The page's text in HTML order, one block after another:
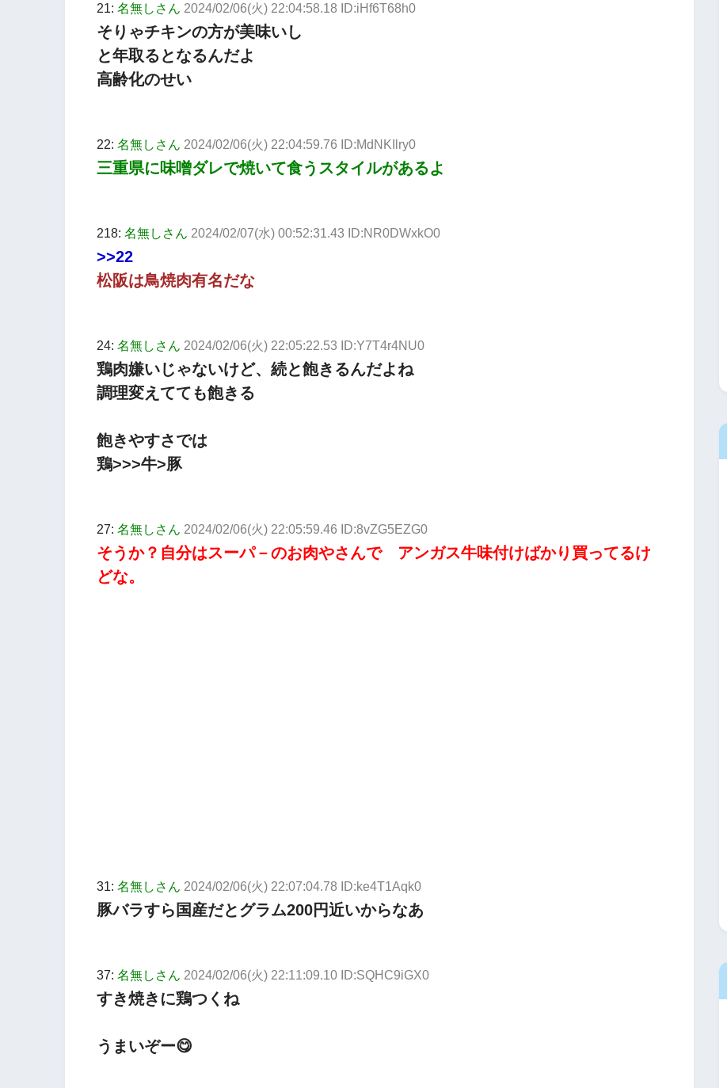
21: 名無しさん 2024/02/06(火) 22:04:58.18 ID:iHf6T68h0
そりゃチキンの方が美味いし
と年取るとなるんだよ
高齢化のせい
22: 名無しさん 2024/02/06(火) 22:04:59.76 ID:MdNKIlry0
三重県に味噌ダレで焼いて食うスタイルがあるよ
218: 名無しさん 2024/02/07(水) 00:52:31.43 ID:NR0DWxkO0
>>22
松阪は鳥焼肉有名だな
24: 名無しさん 2024/02/06(火) 22:05:22.53 ID:Y7T4r4NU0
鶏肉嫌いじゃないけど、続と飽きるんだよね
調理変えてても飽きる
飽きやすさでは
鶏>>>牛>豚
27: 名無しさん 2024/02/06(火) 22:05:59.46 ID:8vZG5EZG0
そうか？自分はスーパ－のお肉やさんで アンガス牛味付けばかり買ってるけ
どな。
31: 名無しさん 2024/02/06(火) 22:07:04.78 ID:ke4T1Aqk0
豚バラすら国産だとグラム200円近いからなあ
37: 名無しさん 2024/02/06(火) 22:11:09.10 ID:SQHC9iGX0
すき焼きに鶏つくね
うまいぞー😋